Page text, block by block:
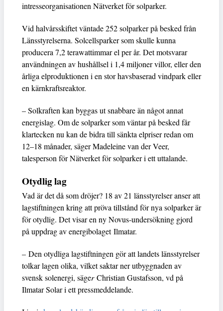
intresseorganisationen Nätverket för solparker.
Vid halvårsskiftet väntade 252 solparker på besked från
Länsstyrelserna. Solcellsparker som skulle kunna
producera 7,2 terawattimmar el per år. Det motsvarar
användningen av hushållsel i 1,4 miljoner villor, eller den
årliga elproduktionen i en stor havsbaserad vindpark eller
en kärnkraftsreaktor.
– Solkraften kan byggas ut snabbare än något annat
energislag. Om de solparker som väntar på besked får
klartecken nu kan de bidra till sänkta elpriser redan om
12–18 månader, säger Madeleine van der Veer,
talesperson för Nätverket för solparker i ett uttalande.
Otydlig lag
Vad är det då som dröjer? 18 av 21 länsstyrelser anser att
lagstiftningen kring att pröva tillstånd för nya solparker är
för otydlig. Det visar en ny Novus-undersökning gjord
på uppdrag av energibolaget Ilmatar.
– Den otydliga lagstiftningen gör att landets länsstyrelser
tolkar lagen olika, vilket saktar ner utbyggnaden av
svensk solenergi, sägerChristian Gustafsson, vd på
Ilmatar Solar i ett pressmeddelande.